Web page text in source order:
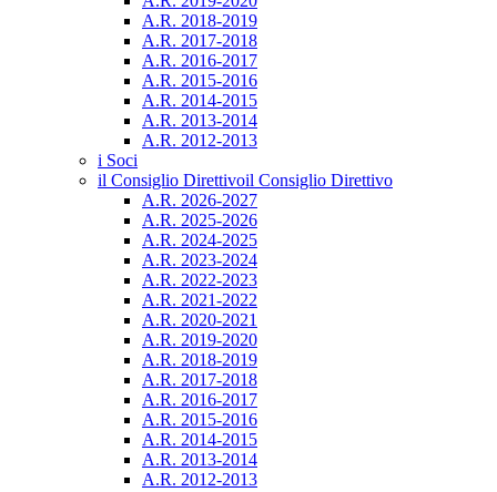
A.R. 2018-2019
A.R. 2017-2018
A.R. 2016-2017
A.R. 2015-2016
A.R. 2014-2015
A.R. 2013-2014
A.R. 2012-2013
i Soci
il Consiglio Direttivoil Consiglio Direttivo
A.R. 2026-2027
A.R. 2025-2026
A.R. 2024-2025
A.R. 2023-2024
A.R. 2022-2023
A.R. 2021-2022
A.R. 2020-2021
A.R. 2019-2020
A.R. 2018-2019
A.R. 2017-2018
A.R. 2016-2017
A.R. 2015-2016
A.R. 2014-2015
A.R. 2013-2014
A.R. 2012-2013